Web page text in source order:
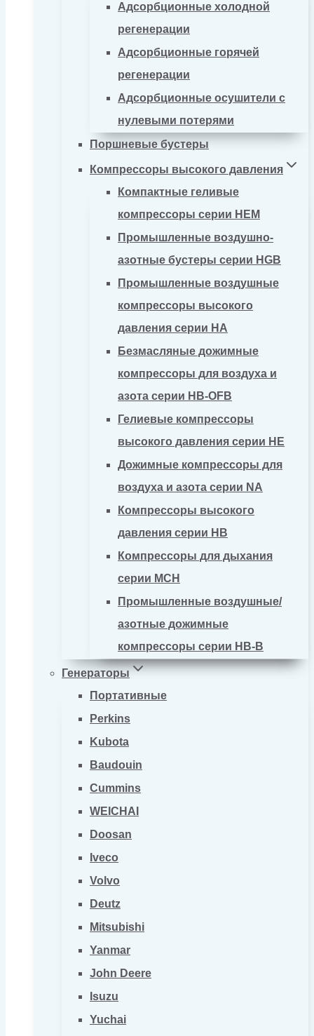
Адсорбционные холодной
регенерации
Адсорбционные горячей
регенерации
Адсорбционные осушители с
нулевыми потерями
Поршневые бустеры
Компрессоры высокого давления
Компактные геливые
компрессоры серии HEM
Промышленные воздушно-
азотные бустеры серии HGB
Промышленные воздушные
компрессоры высокого
давления серии HA
Безмасляные дожимные
компрессоры для воздуха и
азота серии HB-OFB
Гелиевые компрессоры
высокого давления серии HE
Дожимные компрессоры для
воздуха и азота серии NA
Компрессоры высокого
давления серии HB
Компрессоры для дыхания
серии MCH
Промышленные воздушные/
азотные дожимные
компрессоры серии HB-B
Генераторы
Портативные
Perkins
Kubota
Baudouin
Cummins
WEICHAI
Doosan
Iveco
Volvo
Deutz
Mitsubishi
Yanmar
John Deere
Isuzu
Yuchai